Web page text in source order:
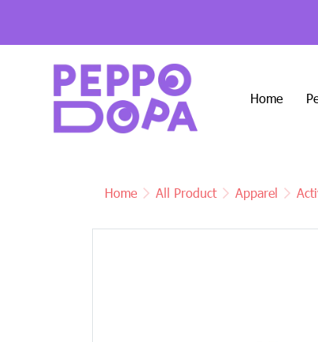
Home
Home All Product Apparel